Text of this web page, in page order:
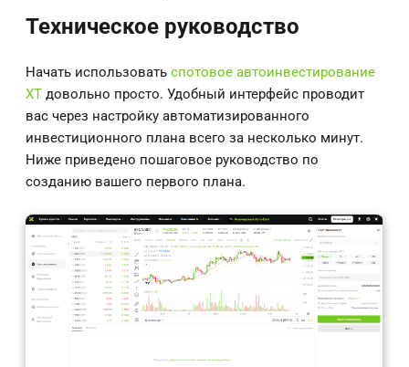
Техническое руководство
Начать использовать спотовое автоинвестирование
XT довольно просто. Удобный интерфейс проводит
вас через настройку автоматизированного
инвестиционного плана всего за несколько минут.
Ниже приведено пошаговое руководство по
созданию вашего первого плана.